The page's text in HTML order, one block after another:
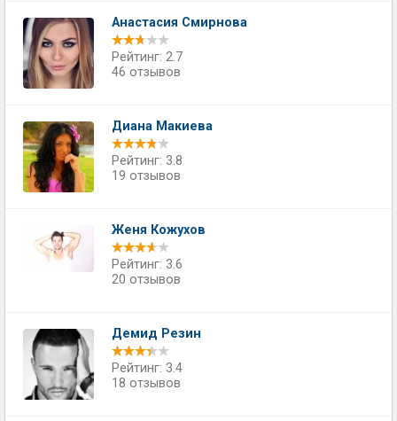
Анастасия Смирнова
Рейтинг: 2.7
46 отзывов
Диана Макиева
Рейтинг: 3.8
19 отзывов
Женя Кожухов
Рейтинг: 3.6
20 отзывов
Демид Резин
Рейтинг: 3.4
18 отзывов